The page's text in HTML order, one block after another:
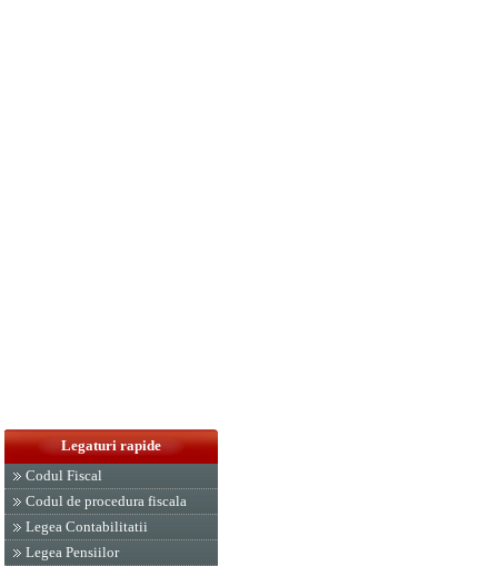
Legaturi rapide
Codul Fiscal
Codul de procedura fiscala
Legea Contabilitatii
Legea Pensiilor